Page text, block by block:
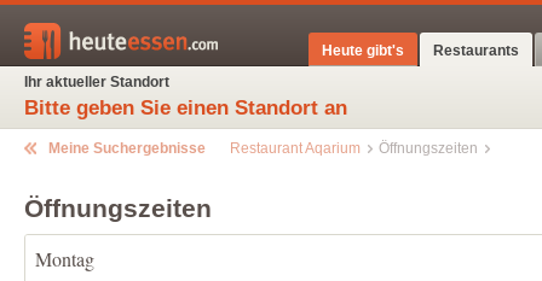
Restaurants
Heute gibt's
Ihr aktueller Standort
Bitte geben Sie einen Standort an
Meine Suchergebnisse Restaurant Aqarium Öffnungszeiten
Öffnungszeiten
Montag